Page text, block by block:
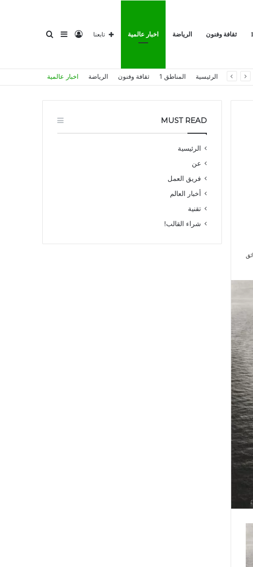
ثقافة وفنون الرياضة اخبار عالمية
عن
إضافة
عمود
تسجيل
الدخول
تابعنا
الرئيسية المناطق 1 ثقافة وفنون الرياضة اخبار عالمية
MUST READ
الرئيسية
عن
فريق العمل
أخبار العالم
تقنية
شراء القالب!